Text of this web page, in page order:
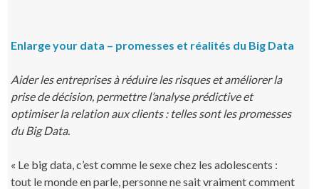
Enlarge your data – promesses et réalités du Big Data
Aider les entreprises à réduire les risques et améliorer la
prise de décision, permettre l’analyse prédictive et
optimiser la relation aux clients : telles sont les promesses
du Big Data.
« Le big data, c’est comme le sexe chez les adolescents :
tout le monde en parle, personne ne sait vraiment comment